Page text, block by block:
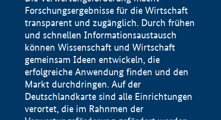
Forschungsergebnisse für die Wirtschaft
transparent und zugänglich. Durch frühen
und schnellen Informationsaustausch
können Wissenschaft und Wirtschaft
gemeinsam Ideen entwickeln, die
erfolgreiche Anwendung finden und den
Markt durchdringen. Auf der
Deutschlandkarte sind alle Einrichtungen
verortet, die im Rahnmen der